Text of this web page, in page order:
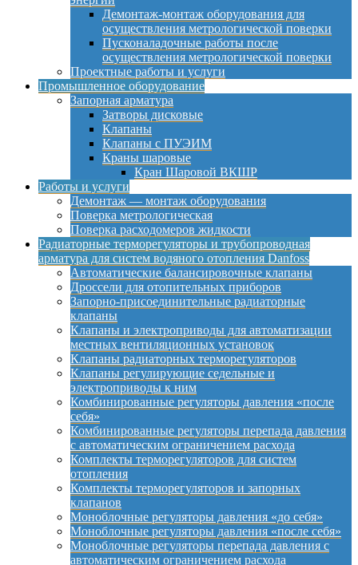
Демонтаж-монтаж оборудования для
осуществления метрологической поверки
Пусконаладочные работы после
осуществления метрологической поверки
Проектные работы и услуги
Промышленное оборудование
Запорная арматура
Затворы дисковые
Клапаны
Клапаны с ПУЭИМ
Краны шаровые
Кран Шаровой ВКШР
Работы и услуги
Демонтаж — монтаж оборудования
Поверка метрологическая
Поверка расходомеров жидкости
Радиаторные терморегуляторы и трубопроводная
арматура для систем водяного отопления Danfoss
Автоматические балансировочные клапаны
Дроссели для отопительных приборов
Запорно-присоединительные радиаторные
клапаны
Клапаны и электроприводы для автоматизации
местных вентиляционных установок
Клапаны радиаторных терморегуляторов
Клапаны регулирующие седельные и
электроприводы к ним
Комбинированные регуляторы давления «после
себя»
Комбинированные регуляторы перепада давления
с автоматическим ограничением расхода
Комплекты терморегуляторов для систем
отопления
Комплекты терморегуляторов и запорных
клапанов
Моноблочные регуляторы давления «до себя»
Моноблочные регуляторы давления «после себя»
Моноблочные регуляторы перепада давления с
автоматическим ограничением расхода